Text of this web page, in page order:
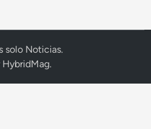
solo Noticias.
HybridMag.